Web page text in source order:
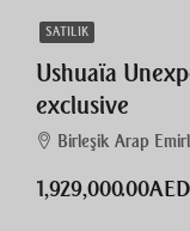
SATILIK
Ushuaïa
exclusive
Birleşik Arap
1,929,000.00AED